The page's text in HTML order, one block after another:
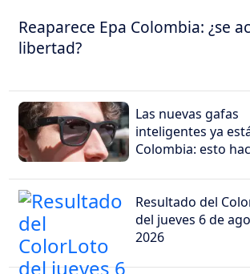
Reaparece Epa Colombia: ¿se
libertad?
Las nuevas gafas
inteligentes ya
Colombia: esto
preocupación
Resultado del
del jueves 6 de
2026